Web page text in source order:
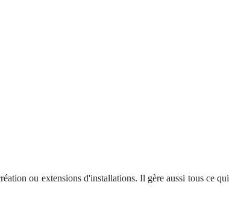
ou extensions d'installations. Il gère aussi tous ce qui